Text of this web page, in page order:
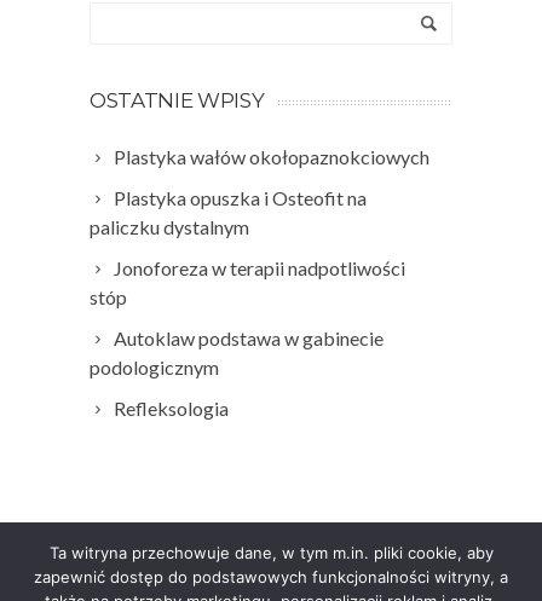
OSTATNIE WPISY
Plastyka wałów okołopaznokciowych
Plastyka opuszka i Osteofit na
paliczku dystalnym
Jonoforeza w terapii nadpotliwości
stóp
Autoklaw podstawa w gabinecie
podologicznym
Refleksologia
Ta witryna przechowuje dane, w tym m.in. pliki cookie, aby
zapewnić dostęp do podstawowych funkcjonalności witryny, a